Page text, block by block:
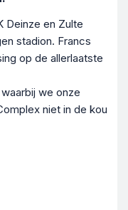
Deinze en Zulte
stadion. Francs
op de allerlaatste
we onze
niet in de kou